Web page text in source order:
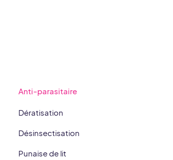
Anti-parasitaire
Dératisation
Désinsectisation
Punaise de lit